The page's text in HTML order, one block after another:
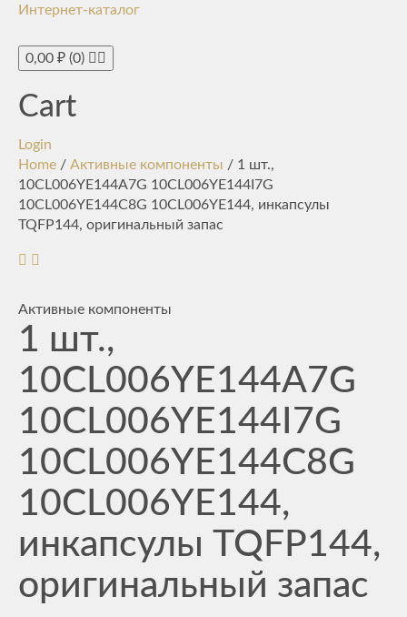
Интернет-каталог
0,00 ₽ (0)
Cart
Login
Home / Активные компоненты / 1 шт.,
10CL006YE144A7G 10CL006YE144I7G
10CL006YE144C8G 10CL006YE144, инкапсулы
TQFP144, оригинальный запас
Активные компоненты
1 шт.,
10CL006YE144A7G
10CL006YE144I7G
10CL006YE144C8G
10CL006YE144,
инкапсулы TQFP144,
оригинальный запас